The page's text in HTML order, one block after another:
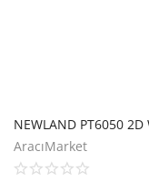
AracıMarket